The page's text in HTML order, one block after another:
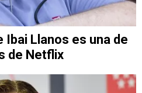
Ibai Llanos es una de
de Netflix